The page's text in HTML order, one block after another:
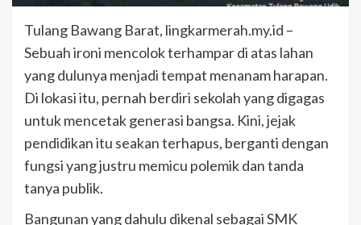
Tulang Bawang Barat, lingkarmerah.my.id –
Sebuah ironi mencolok terhampar di atas lahan
yang dulunya menjadi tempat menanam harapan.
Di lokasi itu, pernah berdiri sekolah yang digagas
untuk mencetak generasi bangsa. Kini, jejak
pendidikan itu seakan terhapus, berganti dengan
fungsi yang justru memicu polemik dan tanda
tanya publik.
Bangunan yang dahulu dikenal sebagai SMK